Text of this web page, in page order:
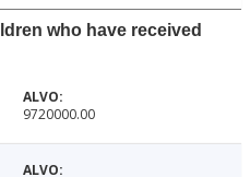
who have received
9720000.00